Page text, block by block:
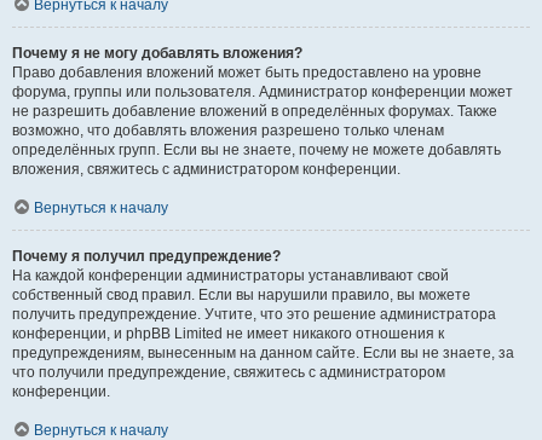
Вернуться к началу
Почему я не могу добавлять вложения?
Право добавления вложений может быть предоставлено на уровне
форума, группы или пользователя. Администратор конференции может
не разрешить добавление вложений в определённых форумах. Также
возможно, что добавлять вложения разрешено только членам
определённых групп. Если вы не знаете, почему не можете добавлять
вложения, свяжитесь с администратором конференции.
Вернуться к началу
Почему я получил предупреждение?
На каждой конференции администраторы устанавливают свой
собственный свод правил. Если вы нарушили правило, вы можете
получить предупреждение. Учтите, что это решение администратора
конференции, и phpBB Limited не имеет никакого отношения к
предупреждениям, вынесенным на данном сайте. Если вы не знаете, за
что получили предупреждение, свяжитесь с администратором
конференции.
Вернуться к началу